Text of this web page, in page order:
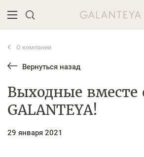
Введите название или артикул
О компании
Вернуться назад
Выходные вместе
GALANTEYA!
29 января 2021